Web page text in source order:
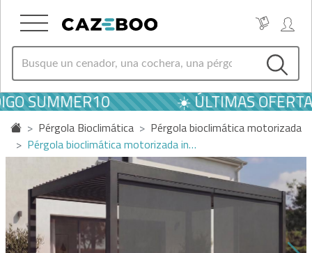
SUMMER10 ☀️ ÚLTIMAS
Pérgola Bioclimática
Pérgola bioclimática motorizada
Pérgola bioclimática motorizada in…